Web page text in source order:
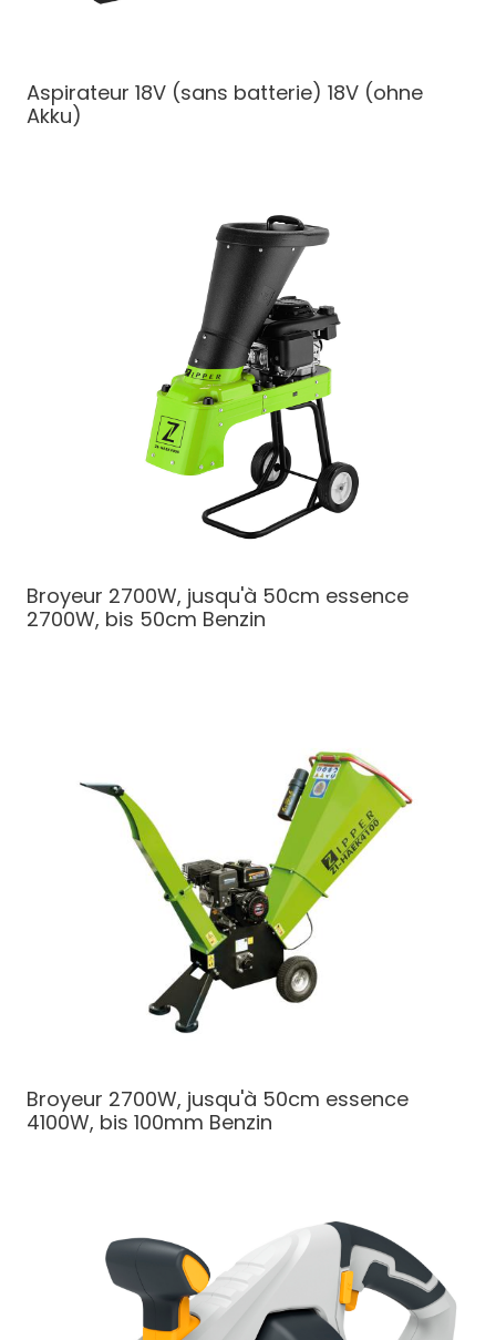
Aspirateur 18V (sans batterie) 18V (ohne
Akku)
Broyeur 2700W, jusqu'à 50cm essence
2700W, bis 50cm Benzin
Broyeur 2700W, jusqu'à 50cm essence
4100W, bis 100mm Benzin